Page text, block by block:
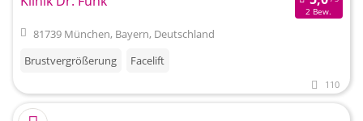
2 Bew.
81739 München, Bayern, Deutschland
Brustvergrößerung
Facelift
110